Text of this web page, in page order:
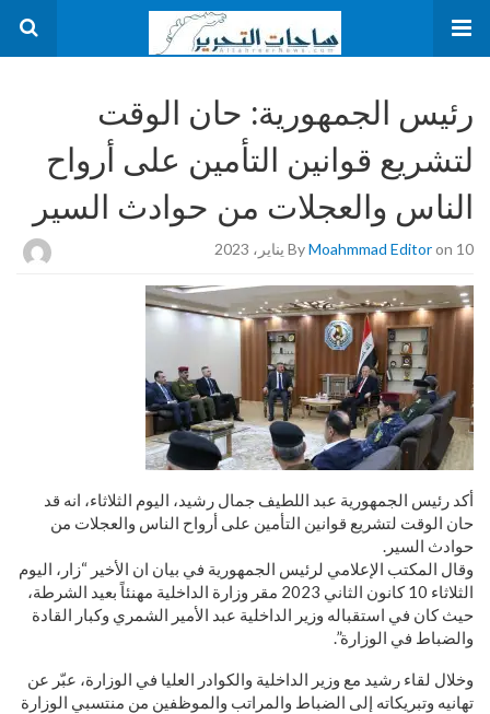
رئيس الجمهورية: حان الوقت
لتشريع قوانين التأمين على أرواح
الناس والعجلات من حوادث السير
ByMoahmmad Editoron 10 يناير، 2023
أكد رئيس الجمهورية عبد اللطيف جمال رشيد، اليوم الثلاثاء، انه قد
حان الوقت لتشريع قوانين التأمين على أرواح الناس والعجلات من
حوادث السير.
وقال المكتب الإعلامي لرئيس الجمهورية في بيان ان الأخير “زار، اليوم
الثلاثاء 10 كانون الثاني 2023 مقر وزارة الداخلية مهنئاً بعيد الشرطة،
حيث كان في استقباله وزير الداخلية عبد الأمير الشمري وكبار القادة
والضباط في الوزارة”.
وخلال لقاء رشيد مع وزير الداخلية والكوادر العليا في الوزارة، عبّر عن
تهانيه وتبريكاته إلى الضباط والمراتب والموظفين من منتسبي الوزارة